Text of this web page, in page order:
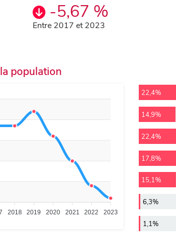
-5,67 %
Entre 2017 et 2023
population
2018 2019 2020 2021 2022 2023
22,4%
14,9%
22,4%
17,8%
15,1%
6,3%
1,1%